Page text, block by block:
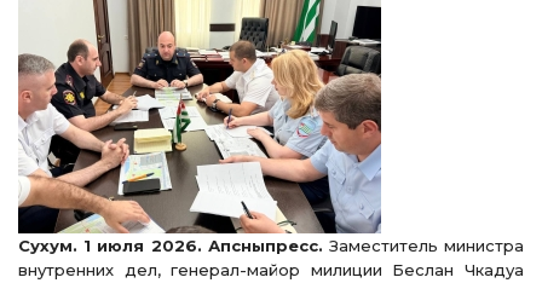
Сухум. 1 июля 2026. Апсныпресс. Заместитель министра
внутренних дел, генерал-майор милиции Беслан Чкадуа